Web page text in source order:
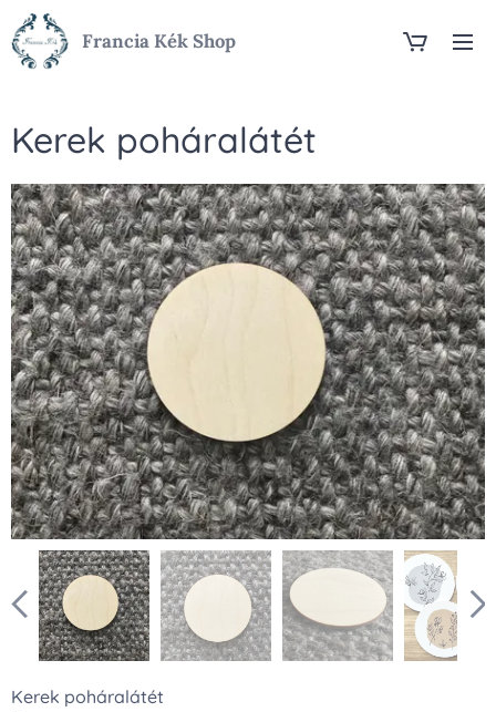
Francia Kék Shop
Kerek poháralátét
Kerek poháralátét